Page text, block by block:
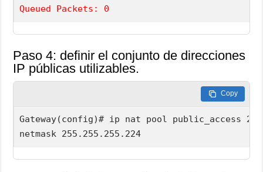
Queued Packets: 0
Paso 4: definir el conjunto de direcciones
IP públicas utilizables.
Copy
Gateway(config)# ip nat pool public_access
netmask 255.255.255.224